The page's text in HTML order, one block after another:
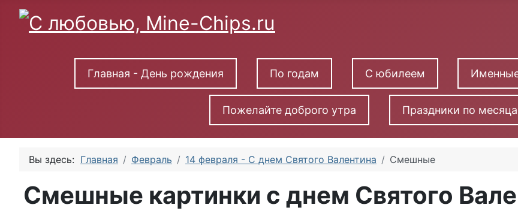
Главная - День рождения По годам С юбилеем
Пожелайте доброго утра Праздники по
Вы здесь: Главная Февраль 14 февраля - С днем Святого Валентина Смешные
Смешные картинки с днем Святого